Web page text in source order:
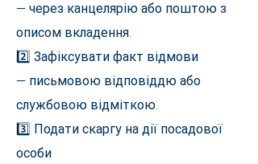
— через канцелярію або поштою з
описом вкладення.
2️⃣ Зафіксувати факт відмови
— письмовою відповіддю або
службовою відміткою.
3️⃣ Подати скаргу на дії посадової
особи